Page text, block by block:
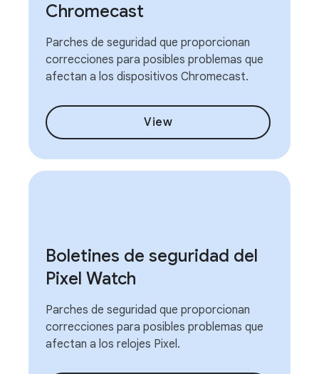
Chromecast
Parches de seguridad que proporcionan
correcciones para posibles problemas que
afectan a los dispositivos Chromecast.
View
Boletines de seguridad del
Pixel Watch
Parches de seguridad que proporcionan
correcciones para posibles problemas que
afectan a los relojes Pixel.